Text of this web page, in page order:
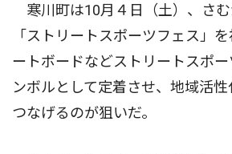
寒川町は10月４日（土）、さ
「ストリートスポーツフェス」
ートボードなどストリートスポ
ンボルとして定着させ、地域活
つなげるのが狙いだ。